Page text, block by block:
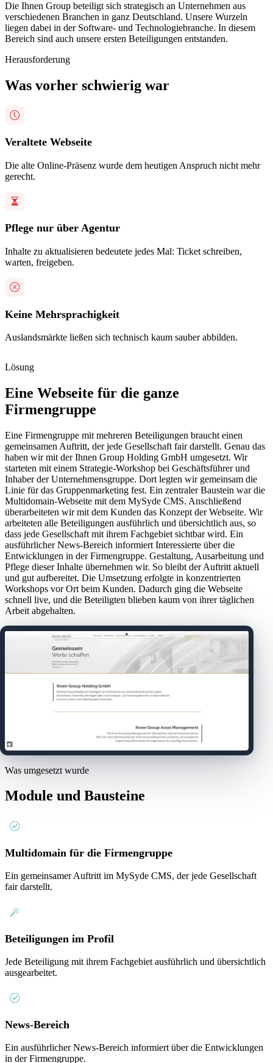
Die Ihnen Group beteiligt sich strategisch an Unternehmen aus
verschiedenen Branchen in ganz Deutschland. Unsere Wurzeln
liegen dabei in der Software- und Technologiebranche. In diesem
Bereich sind auch unsere ersten Beteiligungen entstanden.
Herausforderung
Was vorher schwierig war
Veraltete Webseite
Die alte Online-Präsenz wurde dem heutigen Anspruch nicht mehr
gerecht.
Pflege nur über Agentur
Inhalte zu aktualisieren bedeutete jedes Mal: Ticket schreiben,
warten, freigeben.
Keine Mehrsprachigkeit
Auslandsmärkte ließen sich technisch kaum sauber abbilden.
Lösung
Eine Webseite für die ganze
Firmengruppe
Eine Firmengruppe mit mehreren Beteiligungen braucht einen
gemeinsamen Auftritt, der jede Gesellschaft fair darstellt. Genau das
haben wir mit der Ihnen Group Holding GmbH umgesetzt. Wir
starteten mit einem Strategie-Workshop bei Geschäftsführer und
Inhaber der Unternehmensgruppe. Dort legten wir gemeinsam die
Linie für das Gruppenmarketing fest. Ein zentraler Baustein war die
Multidomain-Webseite mit dem MySyde CMS. Anschließend
überarbeiteten wir mit dem Kunden das Konzept der Webseite. Wir
arbeiteten alle Beteiligungen ausführlich und übersichtlich aus, so
dass jede Gesellschaft mit ihrem Fachgebiet sichtbar wird. Ein
ausführlicher News-Bereich informiert Interessierte über die
Entwicklungen in der Firmengruppe. Gestaltung, Ausarbeitung und
Pflege dieser Inhalte übernehmen wir. So bleibt der Auftritt aktuell
und gut aufbereitet. Die Umsetzung erfolgte in konzentrierten
Workshops vor Ort beim Kunden. Dadurch ging die Webseite
schnell live, und die Beteiligten blieben kaum von ihrer täglichen
Arbeit abgehalten.
Was umgesetzt wurde
Module und Bausteine
Multidomain für die Firmengruppe
Ein gemeinsamer Auftritt im MySyde CMS, der jede Gesellschaft
fair darstellt.
Beteiligungen im Profil
Jede Beteiligung mit ihrem Fachgebiet ausführlich und übersichtlich
ausgearbeitet.
News-Bereich
Ein ausführlicher News-Bereich informiert über die Entwicklungen
in der Firmengruppe.